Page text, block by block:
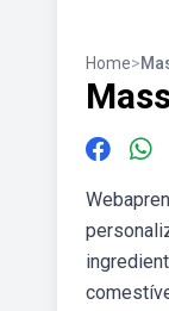
Home>